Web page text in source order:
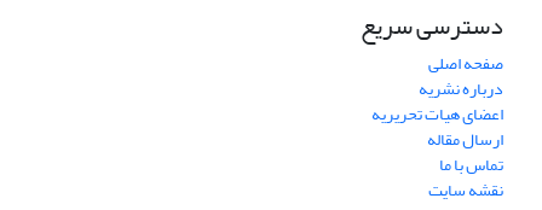
دسترسی سریع
صفحه اصلی
درباره نشریه
اعضای هیات تحریریه
ارسال مقاله
تماس با ما
نقشه سایت